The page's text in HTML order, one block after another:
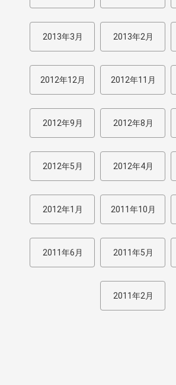
2013年3月 2013年2月
2012年12月 2012年11月
2012年9月 2012年8月
2012年5月 2012年4月
2012年1月 2011年10月
2011年6月 2011年5月
2011年2月